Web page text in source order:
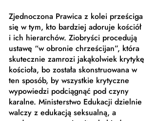
Zjednoczona Prawica z kolei prześciga
się w tym, kto bardziej adoruje kościół
i ich hierarchów. Ziobryści procedują
ustawę “w obronie chrześcijan”, która
skutecznie zamrozi jakąkolwiek krytykę
kościoła, bo została skonstruowana w
ten sposób, by wszystkie krytyczne
wypowiedzi podciągnąć pod czyny
karalne. Ministerstwo Edukacji dzielnie
walczy z edukacją seksualną, a